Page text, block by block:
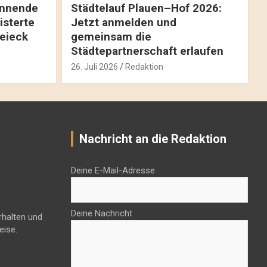
Städtelauf Plauen–Hof 2026:
Jetzt anmelden und
gemeinsam die
Städtepartnerschaft erlaufen
26. Juli 2026 Redaktion
und
Nachricht an die Redaktion
Deine E-Mail-Adresse
Deine Nachricht